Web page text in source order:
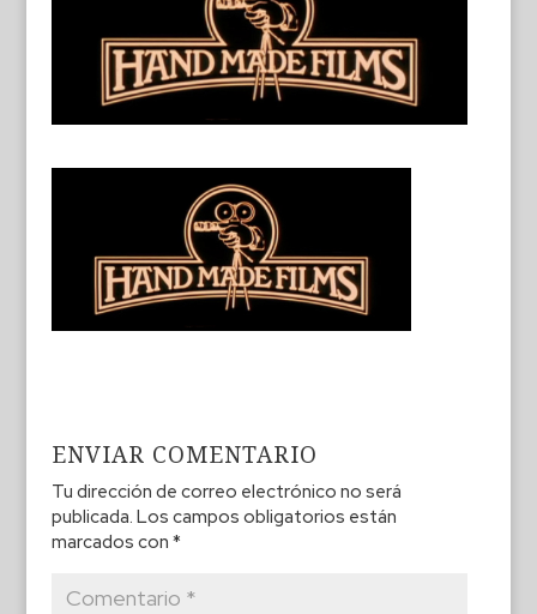
ENVIAR COMENTARIO
Tu dirección de correo electrónico no será
publicada. Los campos obligatorios están
marcados con *